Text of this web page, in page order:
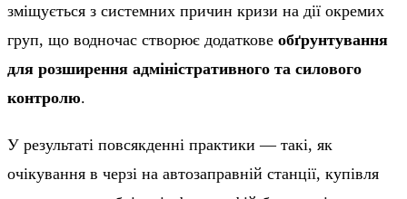
зміщується з системних причин кризи на дії окремих
груп, що водночас створює додаткове обґрунтування
для розширення адміністративного та силового
контролю.
У результаті повсякденні практики — такі, як
очікування в черзі на автозаправній станції, купівля